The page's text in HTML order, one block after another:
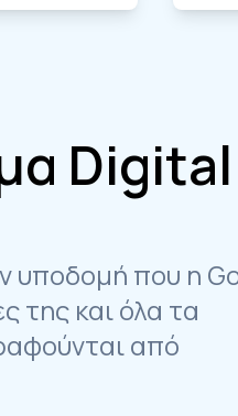
Digital
υποδομή που η
της και όλα τα
από